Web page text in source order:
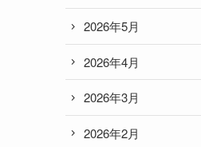
2026年5月
2026年4月
2026年3月
2026年2月